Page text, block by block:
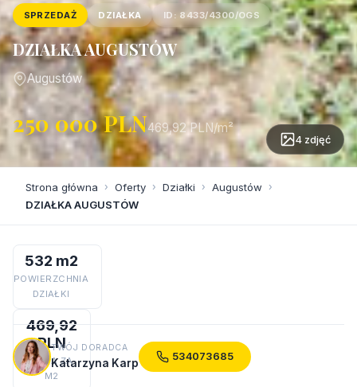
SPRZEDAŻ DZIAŁKA ID: 8433/4300/OGS
DZIAŁKA AUGUSTÓW
Augustów
250 000 PLN469,92 PLN/m²
4 zdjęć
Strona główna › Oferty › Działki › Augustów ›
DZIAŁKA AUGUSTÓW
532 m2
POWIERZCHNIA
DZIAŁKI
469,92
PLN
CENA ZA
M2
TWÓJ DORADCA
Katarzyna Karp 534073685